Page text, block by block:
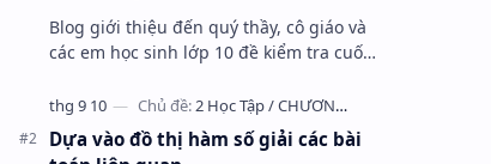
Blog giới thiệu đến quý thầy, cô giáo và
các em học sinh lớp 10 đề kiểm tra cuối
2024 trường THPT Nhữ Văn Lan, th…
Dựa vào đồ thị hàm số giải các bài